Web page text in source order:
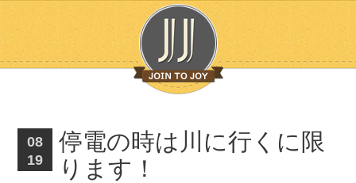
08
19
停電の時は川に行くに限
ります！